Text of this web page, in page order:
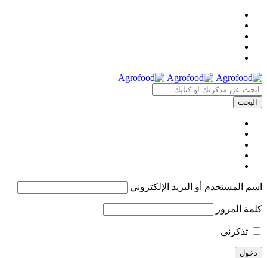
اسم المستخدم أو البريد الإلكتروني
كلمة المرور
تذكرني